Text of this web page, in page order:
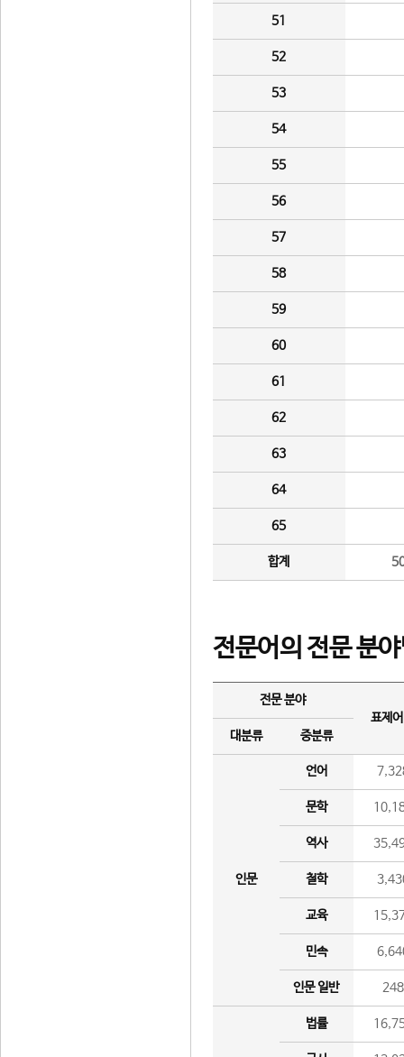
51
52
53
54
55
56
57
58
59
60
61
62
63
64
65
합계
전문어의 전문 분
전문 분야
표제
대분류
중분류
인문
언어
문학
역사
철학
교육
민속
인문 일반 248
법률